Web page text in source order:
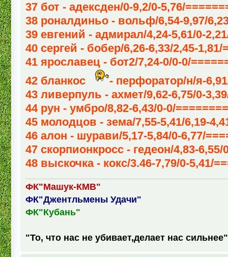
37 бот - адексден/0-9,2/0-5,76/
38 роналдиньо - вольф/6,54-9,97/
39 евгений - адмирал/4,24-5,61/0-
40 сергей - бобер/6,26-6,33/2,45-1,81/
41 ярославец - бот2/7,24-0/0-0/
42 бланкос
- перфоратор/н/я-
43 ливерпуль - ахмет/9,62-6,75/0-
44 рун - умбро/8,82-6,43/0-0/
45 молодцов - зема/7,55-5,41/6,19-
46 алон - шурави/5,17-5,84/0-6,77/
47 скорпионкросс - гедеон/4,83-6,55/
48 выскочка - кокс/3.46-7,79/0-5,41/
ФК"Машук-КМВ"
ФК"Джентльмены Удачи"
ФК"Кубань"
"То, что нас не убивает,делает нас сильнее"